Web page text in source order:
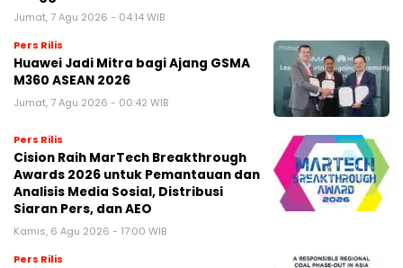
Jumat, 7 Agu 2026 - 04:14 WIB
Pers Rilis
Huawei Jadi Mitra bagi Ajang GSMA
M360 ASEAN 2026
Jumat, 7 Agu 2026 - 00:42 WIB
Pers Rilis
Cision Raih MarTech Breakthrough
Awards 2026 untuk Pemantauan dan
Analisis Media Sosial, Distribusi
Siaran Pers, dan AEO
Kamis, 6 Agu 2026 - 17:00 WIB
Pers Rilis